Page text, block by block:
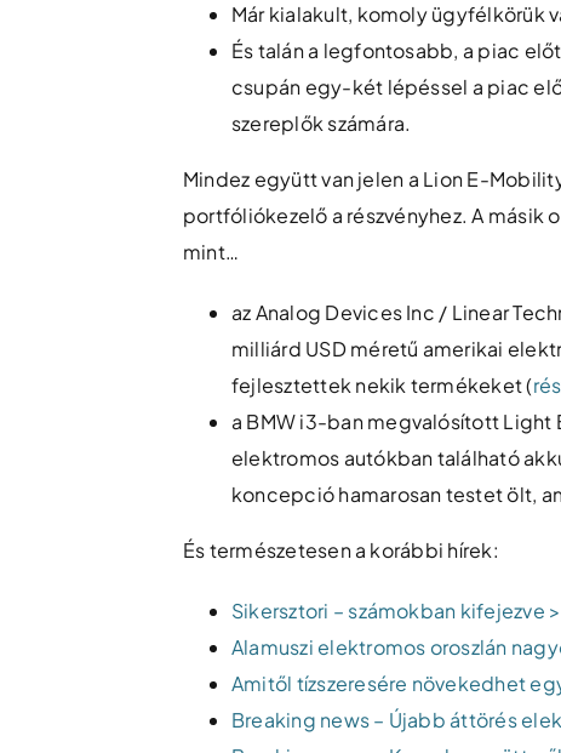
Már kialakult, komoly ügyfélkörük
És talán a legfontosabb, a piac
csupán egy-két lépéssel a piac
szereplők számára.
Mindez együtt van jelen a Lion E-
portfóliókezelő a részvényhez. A másik
mint…
az Analog Devices Inc / Linear
milliárd USD méretű amerikai
fejlesztettek nekik termékeket (
a BMW i3-ban megvalósított
elektromos autókban található
koncepció hamarosan testet ölt,
És természetesen a korábbi hírek:
Sikersztori – számokban kifejezve
Alamuszi elektromos oroszlán
Amitől tízszeresére növekedhet
Breaking news – Újabb áttörés